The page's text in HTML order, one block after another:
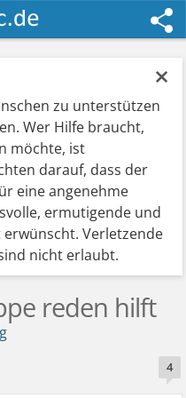
×
zu unterstützen
Wer Hilfe braucht,
möchte, ist
darauf, dass der
eine angenehme
ermutigende und
Verletzende
nicht erlaubt.
reden hilft
4